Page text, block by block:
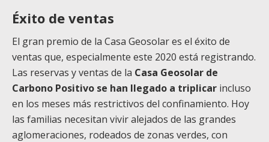
Éxito de ventas
El gran premio de la Casa Geosolar es el éxito de
ventas que, especialmente este 2020 está registrando.
Las reservas y ventas de la Casa Geosolar de
Carbono Positivo se han llegado a triplicar incluso
en los meses más restrictivos del confinamiento. Hoy
las familias necesitan vivir alejados de las grandes
aglomeraciones, rodeados de zonas verdes, con